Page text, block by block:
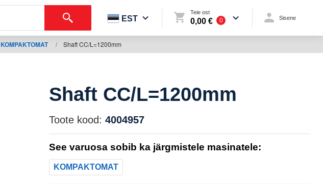
EST
Teie ost
0,00 € 0 Sisene
KOMPAKTOMAT / Shaft CC/L=1200mm
Shaft CC/L=1200mm
Toote kood: 4004957
See varuosa sobib ka järgmistele masinatele:
KOMPAKTOMAT